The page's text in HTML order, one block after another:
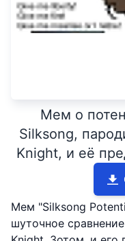
Мем о
Silksong,
Knight, и её
Мем "Silksong
шуточное